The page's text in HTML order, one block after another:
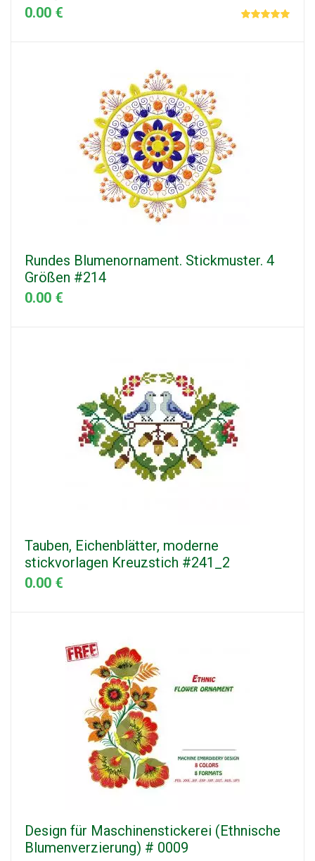
0.00 €
Rundes Blumenornament. Stickmuster. 4
Größen #214
0.00 €
Tauben, Eichenblätter, moderne
stickvorlagen Kreuzstich #241_2
0.00 €
Design für Maschinenstickerei (Ethnische
Blumenverzierung) # 0009